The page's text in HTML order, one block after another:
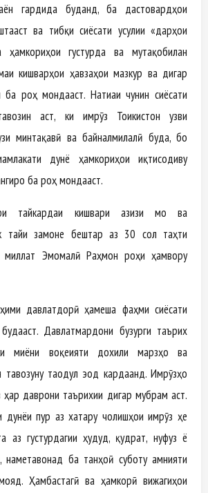
гардида буданд, ба дастовардҳои
ва тибқи сиёсати усулии «дарҳои
густурда ва мутақобилан
кишварҳои ҳавзаҳои мазкур ва дигар
ба роҳ мондааст. Натиҷаи чунин сиёсати
аст, ки имрӯз Тоҷикистон узви
минтақавӣ ва байналмилалӣ буда, бо
дунё ҳамкориҳои иқтисодиву
ба роҳ мондааст.
тайкардаи кишвари азизи мо ва
тайи замоне бештар аз 30 сол таҳти
миллат Эмомалӣ Раҳмон роҳи ҳамвору
давлатдорӣ ҳамеша фаҳми сиёсати
Давлатмардони бузурги таърих
миёни воқеияти дохили марзҳо ва
тавозуну таодул эҷод кардаанд. Имрӯзҳо
даврони таърихии дигар мубрам аст.
пур аз хатару чолишҳои имрӯз ҳеҷ
аз густурдагии ҳудуд, қудрат, нуфуз ё
наметавонад ба танҳоӣ суботу амнияти
Ҳамбастагӣ ва ҳамкорӣ вижагиҳои